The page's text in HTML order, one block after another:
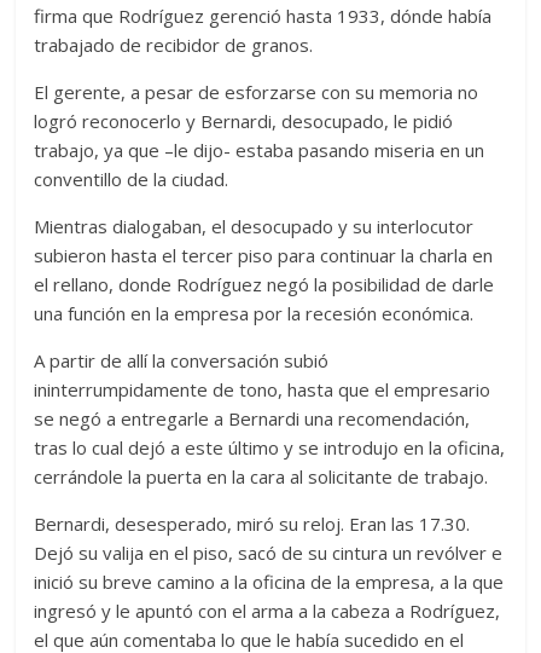
firma que Rodríguez gerenció hasta 1933, dónde había
trabajado de recibidor de granos.
El gerente, a pesar de esforzarse con su memoria no
logró reconocerlo y Bernardi, desocupado, le pidió
trabajo, ya que –le dijo- estaba pasando miseria en un
conventillo de la ciudad.
Mientras dialogaban, el desocupado y su interlocutor
subieron hasta el tercer piso para continuar la charla en
el rellano, donde Rodríguez negó la posibilidad de darle
una función en la empresa por la recesión económica.
A partir de allí la conversación subió
ininterrumpidamente de tono, hasta que el empresario
se negó a entregarle a Bernardi una recomendación,
tras lo cual dejó a este último y se introdujo en la oficina,
cerrándole la puerta en la cara al solicitante de trabajo.
Bernardi, desesperado, miró su reloj. Eran las 17.30.
Dejó su valija en el piso, sacó de su cintura un revólver e
inició su breve camino a la oficina de la empresa, a la que
ingresó y le apuntó con el arma a la cabeza a Rodríguez,
el que aún comentaba lo que le había sucedido en el